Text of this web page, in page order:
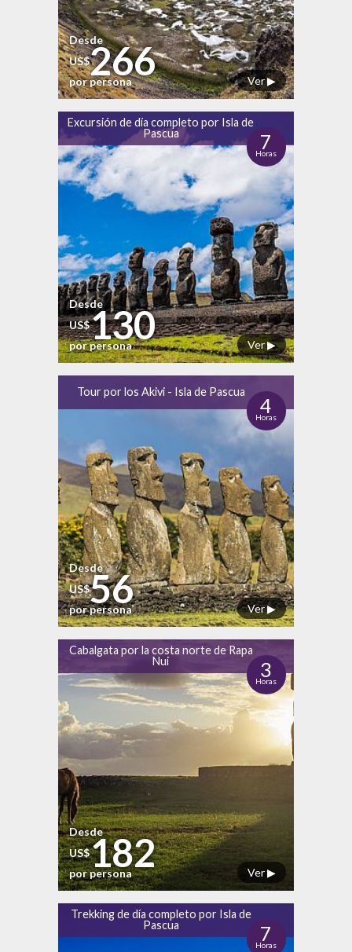
Ver ▶
Desde
US$266
por persona
Excursión de día completo por Isla de
Pascua
7
Horas
Ver ▶
Desde
US$130
por persona
Tour por los Akivi - Isla de Pascua
4
Horas
Ver ▶
Desde
US$56
por persona
Cabalgata por la costa norte de Rapa
Nui
3
Horas
Ver ▶
Desde
US$182
por persona
Trekking de día completo por Isla de
Pascua
7
Horas